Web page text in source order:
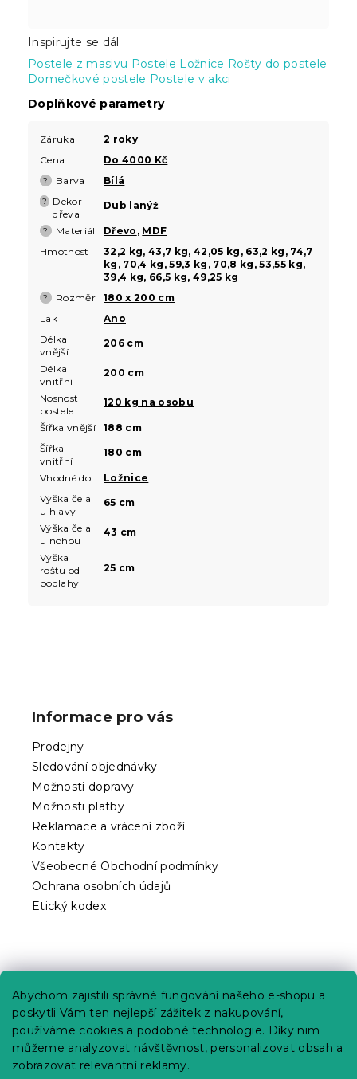
Abychom zajistili správné fungování našeho e-shopu a
poskytli Vám ten nejlepší zážitek z nakupování,
používáme cookies a podobné technologie. Díky nim
můžeme analyzovat návštěvnost, personalizovat obsah a
zobrazovat relevantní reklamy.
Inspirujte se dál
Postele z masivu Postele Ložnice Rošty do postele
Domečkové postele Postele v akci
Doplňkové parametry
Záruka
2 roky
Cena
Do 4000 Kč
? Barva Bílá
?
Dekor
dřeva
Dub lanýž
? Materiál Dřevo , MDF
Hmotnost
32,2 kg, 43,7 kg, 42,05 kg, 63,2 kg, 74,7
kg, 70,4 kg, 59,3 kg, 70,8 kg, 53,55 kg,
39,4 kg, 66,5 kg, 49,25 kg
? Rozměr
180 x 200 cm
Lak
Ano
Délka
vnější
206 cm
Délka
vnitřní
200 cm
Nosnost
postele
120 kg na osobu
Šířka vnější
188 cm
Šířka
vnitřní
180 cm
Vhodné do
Ložnice
Výška čela
u hlavy
65 cm
Výška čela
u nohou
43 cm
Výška
roštu od
podlahy
25 cm
Informace pro vás
Prodejny
Sledování objednávky
Možnosti dopravy
Možnosti platby
Reklamace a vrácení zboží
Kontakty
Všeobecné Obchodní podmínky
Ochrana osobních údajů
Etický kodex
Kariéra
Poptávky a B2B spolupráce
Proč se u nás registrovat?